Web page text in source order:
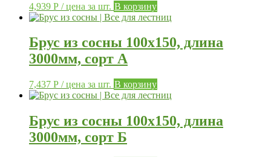
4,939 Р / цена за шт. В корзину
Брус из сосны 100х150, длина
3000мм, сорт А
7,437 Р / цена за шт. В корзину
Брус из сосны 100х150, длина
3000мм, сорт Б